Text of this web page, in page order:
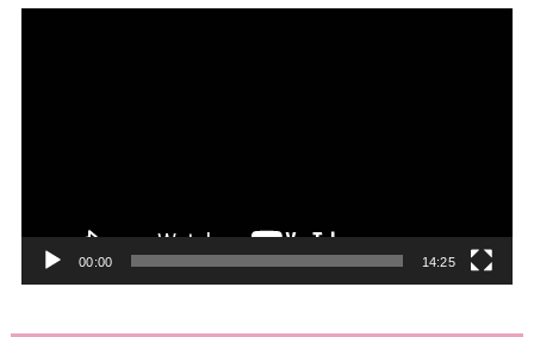
00:00 14:25